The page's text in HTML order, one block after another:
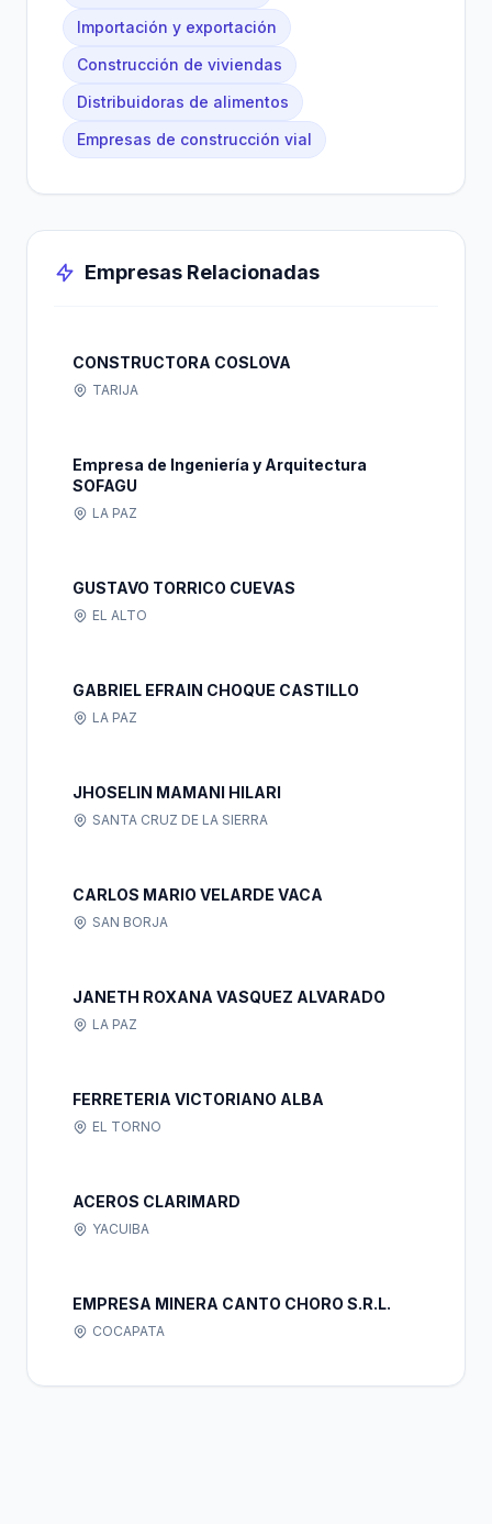
Importación y exportación
Construcción de viviendas
Distribuidoras de alimentos
Empresas de construcción vial
Empresas Relacionadas
CONSTRUCTORA COSLOVA
TARIJA
Empresa de Ingeniería y Arquitectura
SOFAGU
LA PAZ
GUSTAVO TORRICO CUEVAS
EL ALTO
GABRIEL EFRAIN CHOQUE CASTILLO
LA PAZ
JHOSELIN MAMANI HILARI
SANTA CRUZ DE LA SIERRA
CARLOS MARIO VELARDE VACA
SAN BORJA
JANETH ROXANA VASQUEZ ALVARADO
LA PAZ
FERRETERIA VICTORIANO ALBA
EL TORNO
ACEROS CLARIMARD
YACUIBA
EMPRESA MINERA CANTO CHORO S.R.L.
COCAPATA